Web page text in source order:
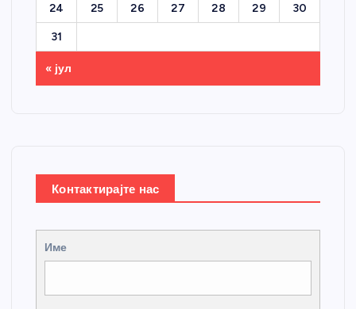
24 25 26 27 28 29 30
31
« јул
Контактирајте нас
Име